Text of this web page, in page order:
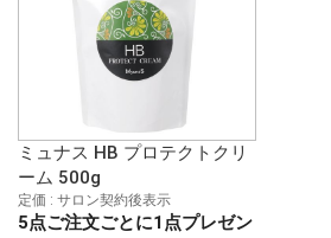
ミュナス HB プロテクトクリ
ーム 500g
定価 : サロン契約後表示
5点ご注文ごとに1点プレゼン